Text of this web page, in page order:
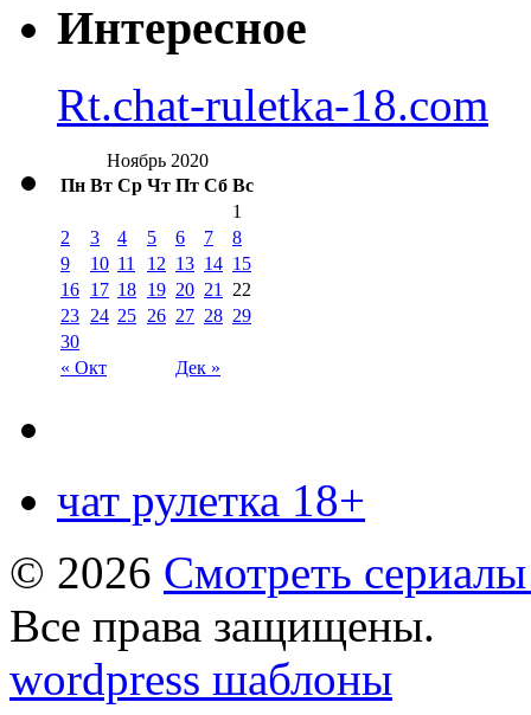
Интересное
Rt.chat-ruletka-18.com
Ноябрь 2020
Пн Вт Ср Чт Пт Сб Вс
« Окт Дек »
1
2
3 4 5 6 7
8
9
10 11 12 13 14 15
16 17 18 19 20 21
22
23 24 25 26 27 28 29
30
чат рулетка 18+
© 2026 Смотреть
Все права защищены.
wordpress шаблоны